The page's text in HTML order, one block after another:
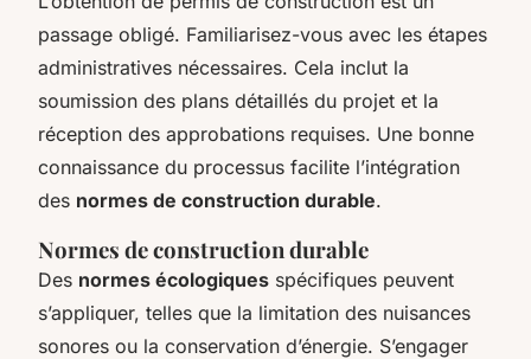
passage obligé. Familiarisez-vous avec les étapes
administratives nécessaires. Cela inclut la
soumission des plans détaillés du projet et la
réception des approbations requises. Une bonne
connaissance du processus facilite l’intégration
des normes de construction durable.
Normes de construction durable
Des normes écologiques spécifiques peuvent
s’appliquer, telles que la limitation des nuisances
sonores ou la conservation d’énergie. S’engager